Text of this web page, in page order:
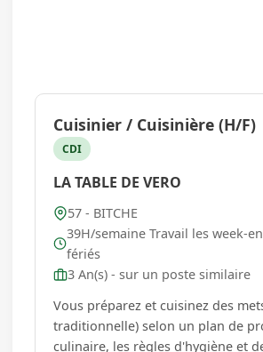
Cuisinier / Cuisinière (H/F)
CDI
LA TABLE DE VERO
57 - BITCHE
39H/semaine Travail les week-
fériés
3 An(s) - sur un poste similaire
Vous préparez et cuisinez des
traditionnelle) selon un plan de
culinaire, les règles d'hygiène et